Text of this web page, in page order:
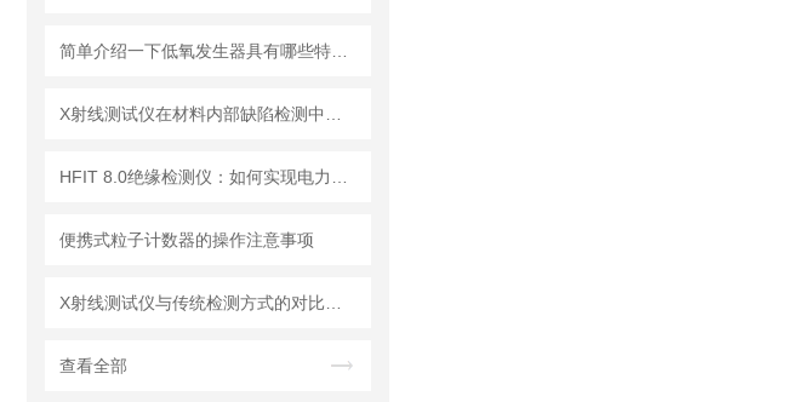
便携式粒子计数器的操作注意事项
查看全部